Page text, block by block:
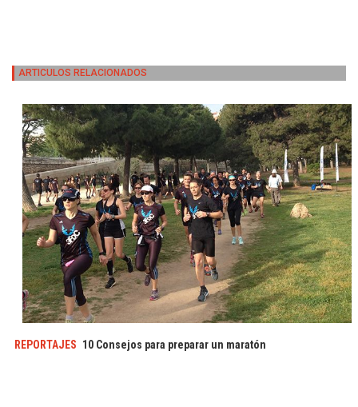
ARTICULOS RELACIONADOS
REPORTAJES 10 Consejos para preparar un maratón